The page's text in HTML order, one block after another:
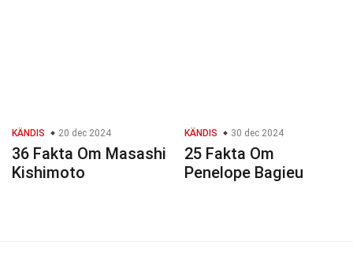
KÄNDIS 20 dec 2024
36 Fakta Om Masashi
Kishimoto
KÄNDIS 30 dec 2024
25 Fakta Om
Penelope Bagieu